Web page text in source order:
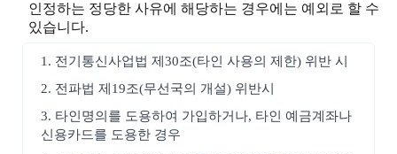
인정하는 정당한 사유에 해당하는 경우에는 예외로 할 수
있습니다.
1. 전기통신사업법 제30조(타인 사용의 제한) 위반 시
2. 전파법 제19조(무선국의 개설) 위반시
3. 타인명의를 도용하여 가입하거나, 타인 예금계좌나
신용카드를 도용한 경우